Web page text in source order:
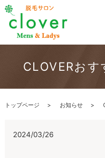
CLOVERお
トップページ お知らせ
2024/03/26